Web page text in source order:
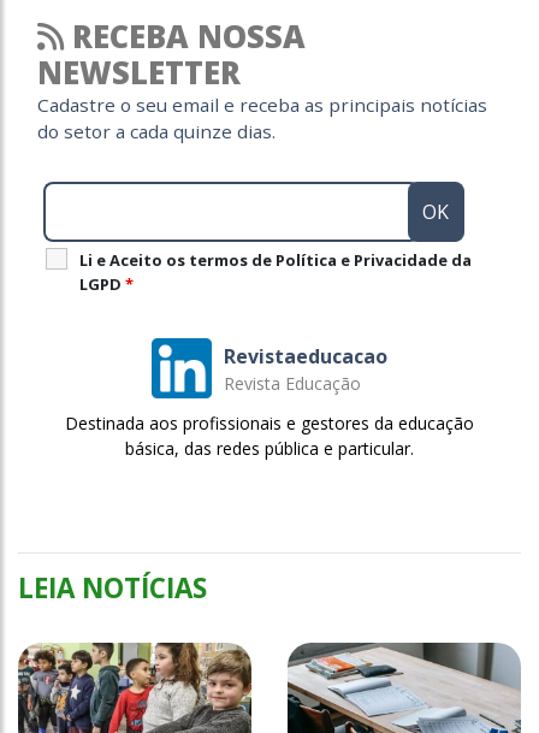
RECEBA NOSSA
NEWSLETTER
Cadastre o seu email e receba as principais notícias
do setor a cada quinze dias.
Li e Aceito os termos de Política e Privacidade da
LGPD *
Revistaeducacao
Revista Educação
Destinada aos profissionais e gestores da educação
básica, das redes pública e particular.
LEIA NOTÍCIAS